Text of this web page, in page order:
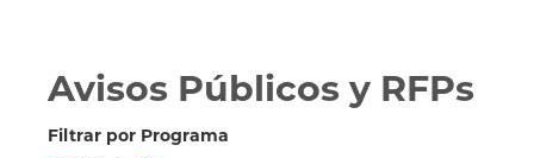
Avisos Públicos y RFPs
Filtrar por Programa